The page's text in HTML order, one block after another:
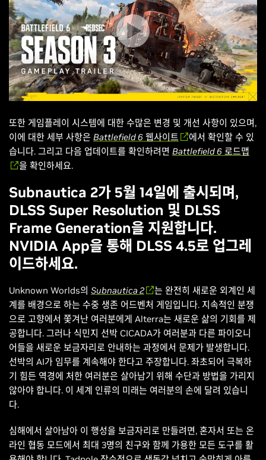
또한 게임플레이 시스템에 대한 수많은 변경 및 개선 사항이 있으며,
이에 대한 세부 사항은 Battlefield 6 웹사이트
에서 확인할 수 있
습니다. 그리고 다음 업데이트를 확인하려면 Battlefield 6 로드맵
을 확인하세요.
Subnautica 2가 5월 14일에 출시되며,
DLSS Super Resolution 및 DLSS
Frame Generation을 지원합니다.
NVIDIA App을 통해 DLSS 4.5로 업그레
이드하세요.
Unknown Worlds의 Subnautica 2
는 완전히 새로운 외계인 세
계를 배경으로 하는 수중 생존 어드벤처 게임입니다. 지속적인 분쟁
으로 고향에서 쫓겨난 여러분에게 Alterra는 새로운 삶의 기회를 제
공합니다. 그러나 식민지 선박 CICADA가 여러분과 다른 파이오니
어들을 새로운 보금자리로 안내하는 과정에서 문제가 발생합니다.
선박의 AI가 임무를 계속해야 한다고 주장합니다. 좌초되어 극복하
기 힘든 역경에 처한 여러분은 살아남기 위해 수단과 방법을 가리지
않아야 합니다. 이 세계 인류의 미래는 여러분의 손에 달려 있습니
다.
심해에서 살아남아 이 행성을 보금자리로 만들려면, 혼자서 또는 온
라인 협동 모드에서 최대 3명의 친구와 함께 가용한 모든 도구를 활